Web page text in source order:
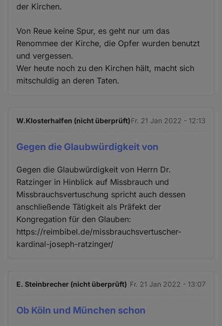
der Kirchen.
Von Reue keine Spur, es geht nur um das
Renommee der Kirche, die Opfer wurden benutzt
und vergessen.
Wer heute noch zu den Kirchen hält, macht sich
mitschuldig an deren Taten.
W.Klosterhalfen (nicht überprüft)Fr. 21 Jan 2022 - 12:13
Gegen die Glaubwürdigkeit von
Gegen die Glaubwürdigkeit von Herrn Dr.
Ratzinger in Hinblick auf Missbrauch und
Missbrauchsvertuschung spricht auch dessen
anschließende Tätigkeit als Präfekt der
Kongregation für den Glauben:
https://reimbibel.de/missbrauchsvertuscher-
kardinal-joseph-ratzinger/
E. Steinbrecher (nicht überprüft) Fr. 21 Jan 2022 - 13:07
Ob Köln und München schon